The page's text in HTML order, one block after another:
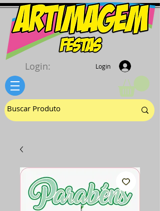
Login
Login: